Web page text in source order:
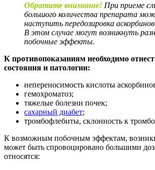
Обратите внимание! При приеме
большого количества препарата
наступить передозировка
В этом случае могут возникнуть
побочные эффекты.
К противопоказаниям необходимо
состояния и патологии:
непереносимость кислоты
гемохроматоз;
тяжелые болезни почек;
сахарный диабет;
тромбофлебиты, склонность к
К возможным побочным эффектам,
может быть спровоцировано большими
относятся: